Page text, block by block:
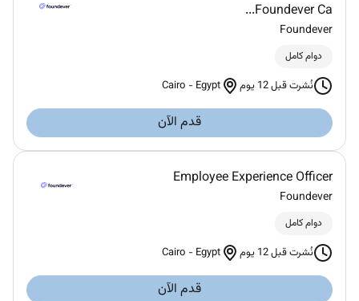
Foundever Ca...
Foundever
دوام كامل
نُشرت قبل 12 يوم Cairo - Egypt
قدم الآن
Employee Experience Officer
Foundever
دوام كامل
نُشرت قبل 12 يوم Cairo - Egypt
قدم الآن